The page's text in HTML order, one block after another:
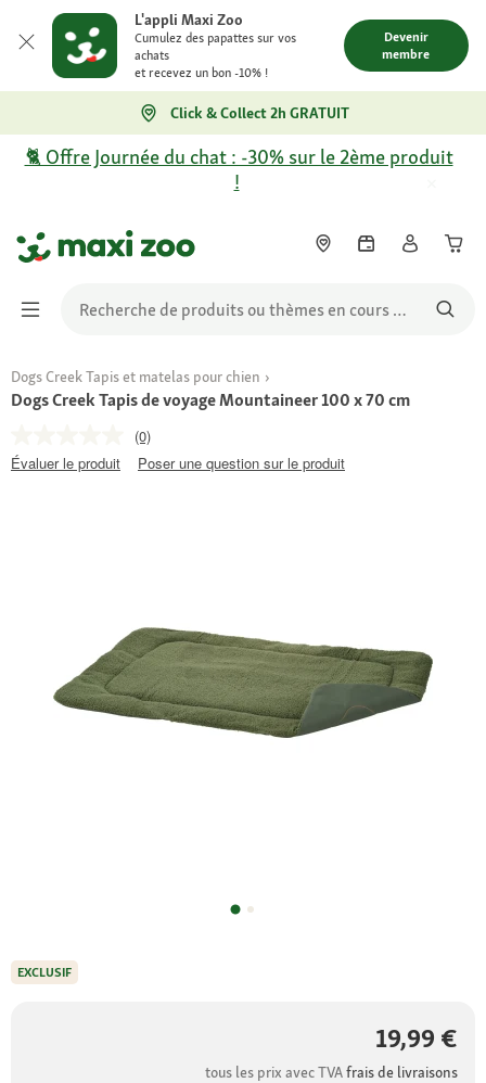
L'appli Maxi Zoo
Cumulez des papattes sur vos
achats
et recevez un bon -10% !
Devenir
membre
Click & Collect 2h GRATUIT
🐈 Offre Journée du chat : -30% sur le 2ème produit
!
Dogs Creek Tapis et matelas pour chien
Dogs Creek Tapis de voyage Mountaineer 100 x 70 cm
(0)
Évaluer le produit
Poser une question sur le produit
19,99 €
tous les prix avec TVAfrais de livraisons
EXCLUSIF